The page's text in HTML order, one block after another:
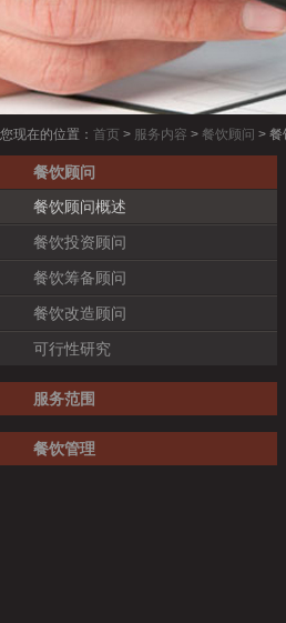
您现在的位置： 首页 > 服务内容 > 餐饮顾问 > 餐
餐饮顾问
餐饮顾问概述
餐饮投资顾问
餐饮筹备顾问
餐饮改造顾问
可行性研究
服务范围
餐饮管理